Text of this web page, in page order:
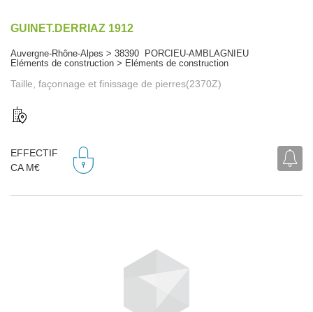
GUINET.DERRIAZ 1912
Auvergne-Rhône-Alpes > 38390 PORCIEU-AMBLAGNIEU
Eléments de construction > Eléments de construction
Taille, façonnage et finissage de pierres(2370Z)
EFFECTIF
CA M€